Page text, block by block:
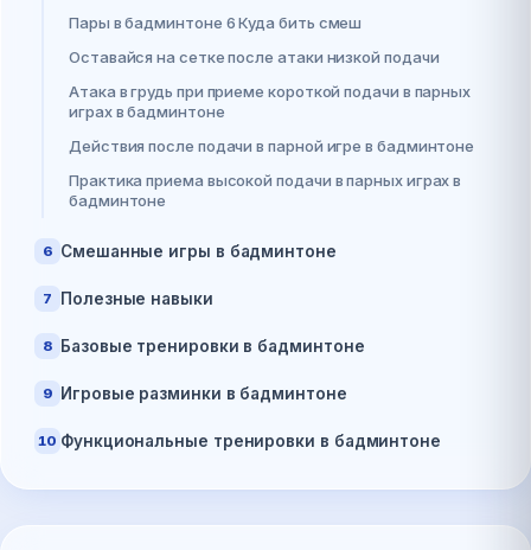
Пары в бадминтоне 6 Куда бить смеш
Оставайся на сетке после атаки низкой подачи
Атака в грудь при приеме короткой подачи в парных
играх в бадминтоне
Действия после подачи в парной игре в бадминтоне
Практика приема высокой подачи в парных играх в
бадминтоне
6 Смешанные игры в бадминтоне
7 Полезные навыки
8 Базовые тренировки в бадминтоне
9 Игровые разминки в бадминтоне
10 Функциональные тренировки в бадминтоне